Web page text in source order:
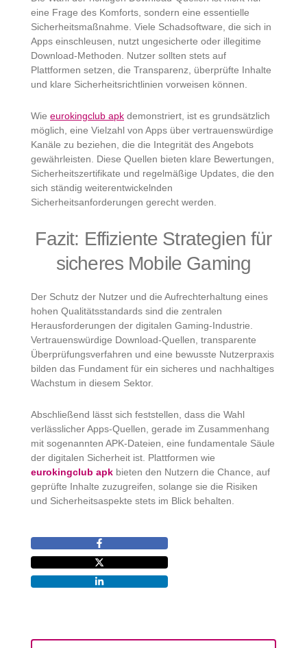
eine Frage des Komforts, sondern eine essentielle
Sicherheitsmaßnahme. Viele Schadsoftware, die sich in
Apps einschleusen, nutzt ungesicherte oder illegitime
Download-Methoden. Nutzer sollten stets auf
Plattformen setzen, die Transparenz, überprüfte Inhalte
und klare Sicherheitsrichtlinien vorweisen können.
Wie eurokingclub apk demonstriert, ist es grundsätzlich
möglich, eine Vielzahl von Apps über vertrauenswürdige
Kanäle zu beziehen, die die Integrität des Angebots
gewährleisten. Diese Quellen bieten klare Bewertungen,
Sicherheitszertifikate und regelmäßige Updates, die den
sich ständig weiterentwickelnden
Sicherheitsanforderungen gerecht werden.
Fazit: Effiziente Strategien für
sicheres Mobile Gaming
Der Schutz der Nutzer und die Aufrechterhaltung eines
hohen Qualitätsstandards sind die zentralen
Herausforderungen der digitalen Gaming-Industrie.
Vertrauenswürdige Download-Quellen, transparente
Überprüfungsverfahren und eine bewusste Nutzerpraxis
bilden das Fundament für ein sicheres und nachhaltiges
Wachstum in diesem Sektor.
Abschließend lässt sich feststellen, dass die Wahl
verlässlicher Apps-Quellen, gerade im Zusammenhang
mit sogenannten APK-Dateien, eine fundamentale Säule
der digitalen Sicherheit ist. Plattformen wie
eurokingclub apk bieten den Nutzern die Chance, auf
geprüfte Inhalte zuzugreifen, solange sie die Risiken
und Sicherheitsaspekte stets im Blick behalten.